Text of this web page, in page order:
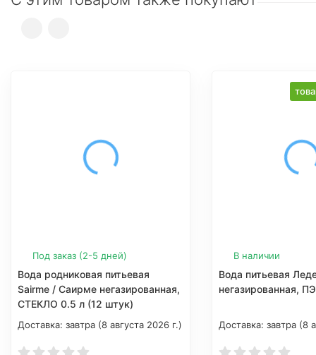
Под заказ (2-5 дней)
Вода родниковая питьевая
Sairme / Саирме негазированная,
СТЕКЛО 0.5 л (12 штук)
Доставка: завтра (8 августа 2026 г.)
В наличии
Вода питьевая
негазированная,
Доставка: завтра (8